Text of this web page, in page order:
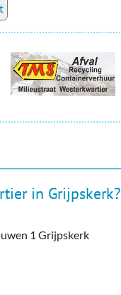
in Grijpskerk?
1 Grijpskerk